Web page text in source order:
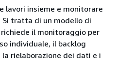
lavori insieme e monitorare
tratta di un modello di
il monitoraggio per
individuale, il backlog
rielaborazione dei dati e i